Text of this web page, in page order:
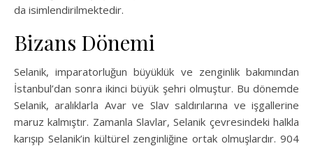
da isimlendirilmektedir.
Bizans Dönemi
Selanik, imparatorluğun büyüklük ve zenginlik bakımından
İstanbul’dan sonra ikinci büyük şehri olmuştur. Bu dönemde
Selanik, aralıklarla Avar ve Slav saldırılarına ve işgallerine
maruz kalmıştır. Zamanla Slavlar, Selanik çevresindeki halkla
karışıp Selanik’in kültürel zenginliğine ortak olmuşlardır. 904